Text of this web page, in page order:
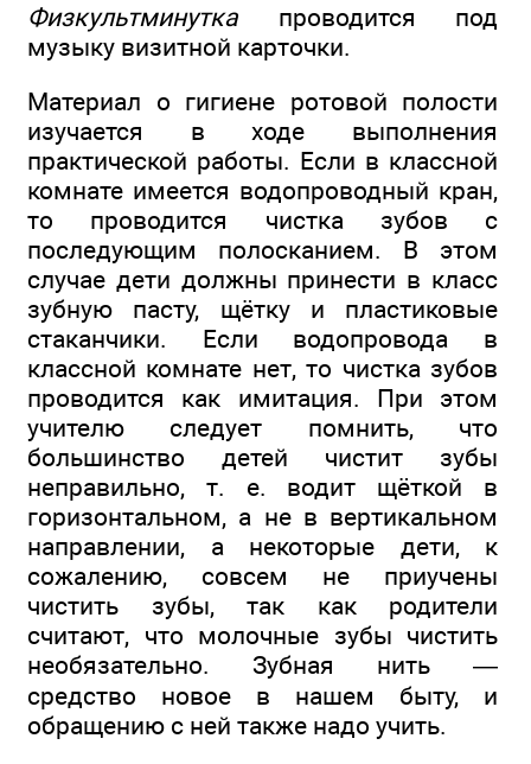
Физкультминутка проводится под
музыку визитной карточки.
Материал о гигиене ротовой полости
изучается в ходе выполнения
практической работы. Если в классной
комнате имеется водопроводный кран,
то проводится чистка зубов с
последующим полосканием. В этом
случае дети должны принести в класс
зубную пасту, щётку и пластиковые
стаканчики. Если водопровода в
классной комнате нет, то чистка зубов
проводится как имитация. При этом
учителю следует помнить, что
большинство детей чистит зубы
неправильно, т. е. водит щёткой в
горизонтальном, а не в вертикальном
направлении, а некоторые дети, к
сожалению, совсем не приучены
чистить зубы, так как родители
считают, что молочные зубы чистить
необязательно. Зубная нить —
средство новое в нашем быту, и
обращению с ней также надо учить.